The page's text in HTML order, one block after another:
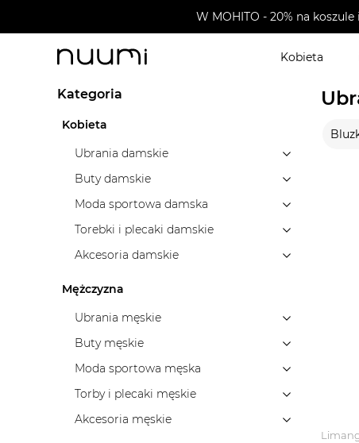
W MOHITO - 20% na
Kobieta
nuumi.pl > Marki
Kategoria
Kobieta
Ubrania damskie
Buty damskie
Moda sportowa damska
Torebki i plecaki damskie
Akcesoria damskie
Mężczyzna
Ubrania męskie
Buty męskie
Moda sportowa męska
Torby i plecaki męskie
Akcesoria męskie